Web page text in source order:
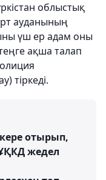
облыстық
ауданының
үш ер адам оны
ақша талап
тіркеді.
отырып,
жедел